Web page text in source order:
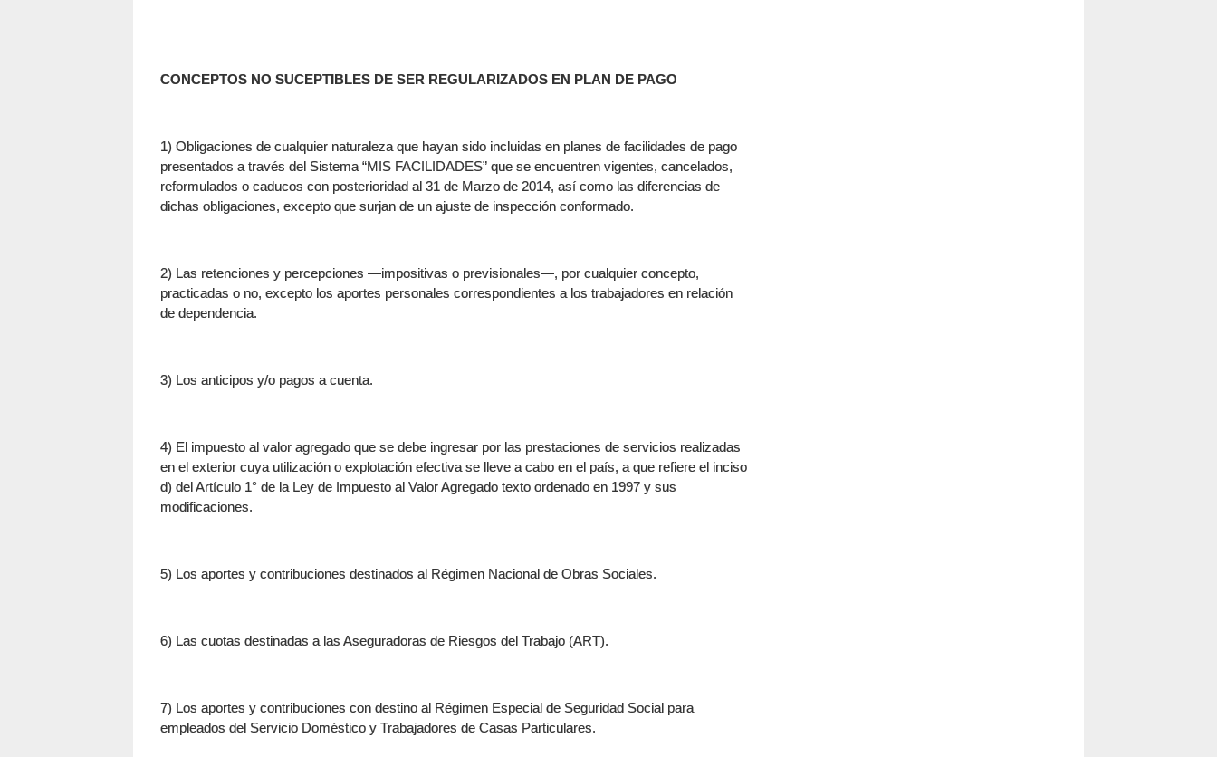
CONCEPTOS NO SUCEPTIBLES DE SER REGULARIZADOS EN PLAN DE PAGO
1) Obligaciones de cualquier naturaleza que hayan sido incluidas en planes de facilidades de pago
presentados a través del Sistema “MIS FACILIDADES” que se encuentren vigentes, cancelados,
reformulados o caducos con posterioridad al 31 de Marzo de 2014, así como las diferencias de
dichas obligaciones, excepto que surjan de un ajuste de inspección conformado.
2) Las retenciones y percepciones —impositivas o previsionales—, por cualquier concepto,
practicadas o no, excepto los aportes personales correspondientes a los trabajadores en relación
de dependencia.
3) Los anticipos y/o pagos a cuenta.
4) El impuesto al valor agregado que se debe ingresar por las prestaciones de servicios realizadas
en el exterior cuya utilización o explotación efectiva se lleve a cabo en el país, a que refiere el inciso
d) del Artículo 1° de la Ley de Impuesto al Valor Agregado texto ordenado en 1997 y sus
modificaciones.
5) Los aportes y contribuciones destinados al Régimen Nacional de Obras Sociales.
6) Las cuotas destinadas a las Aseguradoras de Riesgos del Trabajo (ART).
7) Los aportes y contribuciones con destino al Régimen Especial de Seguridad Social para
empleados del Servicio Doméstico y Trabajadores de Casas Particulares.